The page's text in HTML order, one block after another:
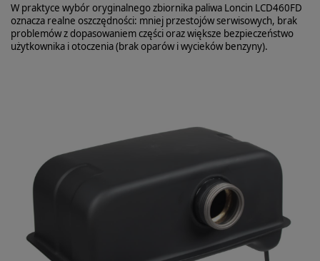
W praktyce wybór oryginalnego zbiornika paliwa Loncin LCD460FD
oznacza realne oszczędności: mniej przestojów serwisowych, brak
problemów z dopasowaniem części oraz większe bezpieczeństwo
użytkownika i otoczenia (brak oparów i wycieków benzyny).